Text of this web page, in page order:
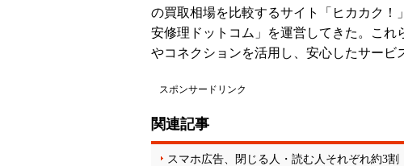
の買取相場を比較するサイト「ヒカカク！
安修理ドットコム」を運営してきた。こ
やコネクションを活用し、安心したサービ
スポンサードリンク
関連記事
スマホ広告、閉じる人・読む人それぞれ約3